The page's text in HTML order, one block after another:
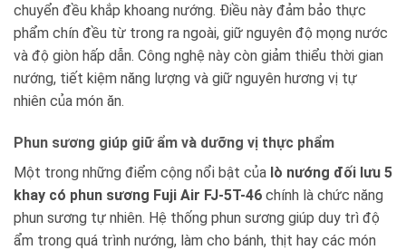
chuyển đều khắp khoang nướng. Điều này đảm bảo thực
phẩm chín đều từ trong ra ngoài, giữ nguyên độ mọng nước
và độ giòn hấp dẫn. Công nghệ này còn giảm thiểu thời gian
nướng, tiết kiệm năng lượng và giữ nguyên hương vị tự
nhiên của món ăn.
Phun sương giúp giữ ẩm và dưỡng vị thực phẩm
Một trong những điểm cộng nổi bật của lò nướng đối lưu 5
khay có phun sương Fuji Air FJ-5T-46 chính là chức năng
phun sương tự nhiên. Hệ thống phun sương giúp duy trì độ
ẩm trong quá trình nướng, làm cho bánh, thịt hay các món